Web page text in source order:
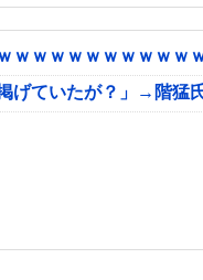
ｗｗｗｗｗｗｗｗｗ
ていたが？」→階猛